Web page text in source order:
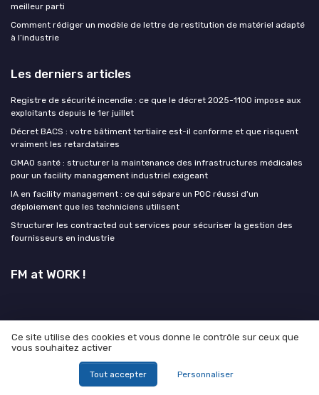
meilleur parti
Comment rédiger un modèle de lettre de restitution de matériel adapté
à l’industrie
Les derniers articles
Registre de sécurité incendie : ce que le décret 2025-1100 impose aux
exploitants depuis le 1er juillet
Décret BACS : votre bâtiment tertiaire est-il conforme et que risquent
vraiment les retardataires
GMAO santé : structurer la maintenance des infrastructures médicales
pour un facility management industriel exigeant
IA en facility management : ce qui sépare un POC réussi d'un
déploiement que les techniciens utilisent
Structurer les contracted out services pour sécuriser la gestion des
fournisseurs en industrie
FM at WORK !
Mentions légales
© FM at WORK ! 2026
Ce site utilise des cookies et vous donne le contrôle sur ceux que
vous souhaitez activer
Tout accepter Personnaliser